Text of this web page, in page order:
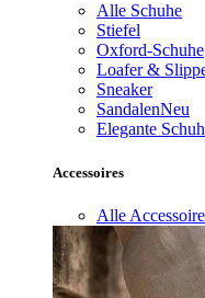
Alle Schuhe
Stiefel
Oxford-Schuhe
Loafer &
Sneaker
SandalenNeu
Elegante
Accessoires
Alle